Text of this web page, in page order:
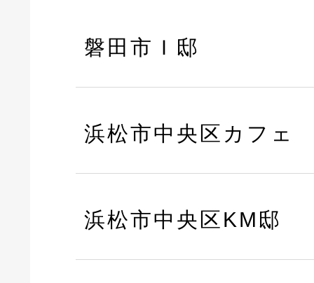
磐田市Ｉ邸
浜松市中央区カフェ
浜松市中央区KM邸